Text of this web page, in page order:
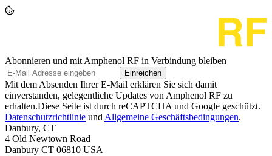
Abonnieren und mit Amphenol RF in Verbindung bleiben
Einreichen
Mit dem Absenden Ihrer E-Mail erklären Sie sich damit
einverstanden, gelegentliche Updates von Amphenol RF zu
erhalten.Diese Seite ist durch reCAPTCHA und Google geschützt.
Datenschutzrichtlinie und Allgemeine Geschäftsbedingungen.
Danbury, CT
4 Old Newtown Road
Danbury CT 06810 USA